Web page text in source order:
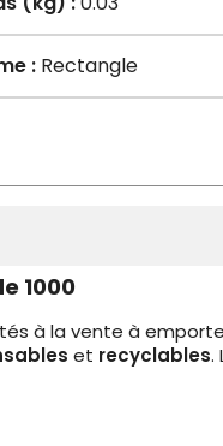
:Rectangle
1000
à la vente à
et recyclables.